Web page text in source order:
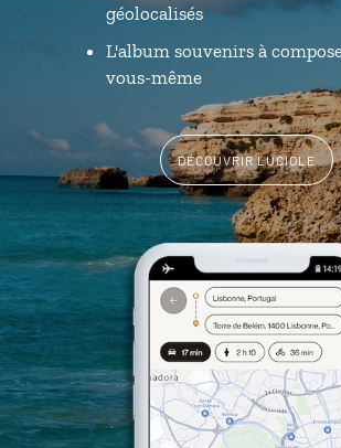
géolocalisés
L'album souvenirs à
vous-même
DÉCOUVRIR LUCIOLE